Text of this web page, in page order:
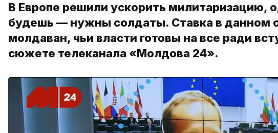
В Европе решили ускорить милитаризацию,
будешь — нужны солдаты. Ставка в данном
молдаван, чьи власти готовы на все ради
сюжете телеканала «Молдова 24».